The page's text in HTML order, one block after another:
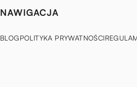
NAWIGACJA
BLOGPOLITYKA PRYWATNOŚCI